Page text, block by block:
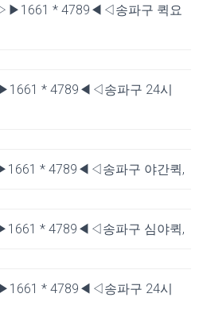
* 4789◀◁송파구 퀵요
* 4789◀◁송파구 24시
* 4789◀◁송파구 야간퀵,
* 4789◀◁송파구 심야퀵,
* 4789◀◁송파구 24시